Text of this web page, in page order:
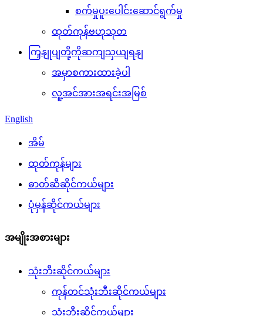
စက်မှုပူးပေါင်းဆောင်ရွက်မှု
ထုတ်ကုန်ဗဟုသုတ
ကြှနျုပျတို့ကိုဆကျသှယျရနျ
အမှာစကားထားခဲ့ပါ
လူ့အင်အားအရင်းအမြစ်
English
အိမ်
ထုတ်ကုန်များ
ဓာတ်ဆီဆိုင်ကယ်များ
ပုံမှန်ဆိုင်ကယ်များ
အမျိုးအစားများ
သုံးဘီးဆိုင်ကယ်များ
ကုန်တင်သုံးဘီးဆိုင်ကယ်များ
သုံးဘီးဆိုင်ကယ်များ